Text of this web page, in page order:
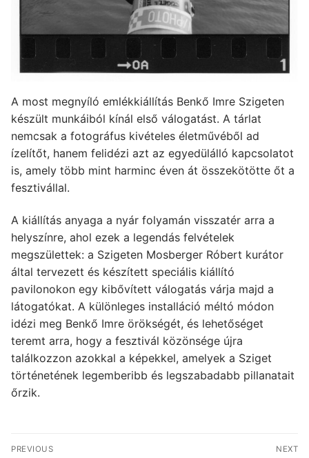
A most megnyíló emlékkiállítás Benkő Imre Szigeten
készült munkáiból kínál első válogatást. A tárlat
nemcsak a fotográfus kivételes életművéből ad
ízelítőt, hanem felidézi azt az egyedülálló kapcsolatot
is, amely több mint harminc éven át összekötötte őt a
fesztivállal.
A kiállítás anyaga a nyár folyamán visszatér arra a
helyszínre, ahol ezek a legendás felvételek
megszülettek: a Szigeten Mosberger Róbert kurátor
által tervezett és készített speciális kiállító
pavilonokon egy kibővített válogatás várja majd a
látogatókat. A különleges installáció méltó módon
idézi meg Benkő Imre örökségét, és lehetőséget
teremt arra, hogy a fesztivál közönsége újra
találkozzon azokkal a képekkel, amelyek a Sziget
történetének legemberibb és legszabadabb pillanatait
őrzik.
Bejegyzés
PREVIOUS NEXT